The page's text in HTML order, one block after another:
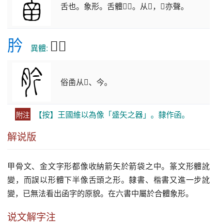
舌也。象形。舌體𢎘𢎘。从𢎘，𢎘亦聲。
肣 異體: 𦛜𦝵
俗圅从𠕎、今。
附注 【按】王國維以為像「盛矢之器」。隸作函。
解说版
甲骨文、金文字形都像收納箭矢於箭袋之中。篆文形體訛
變，而誤以形體下半像舌頭之形。隸書、楷書又進一步訛
變，已無法看出函字的原貌。在六書中屬於合體象形。
说文解字注